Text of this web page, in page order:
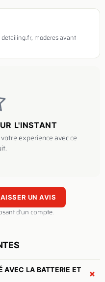
moderes avant
L'INSTANT
experience avec ce
UN AVIS
d'un compte.
AVEC LA BATTERIE ET
+